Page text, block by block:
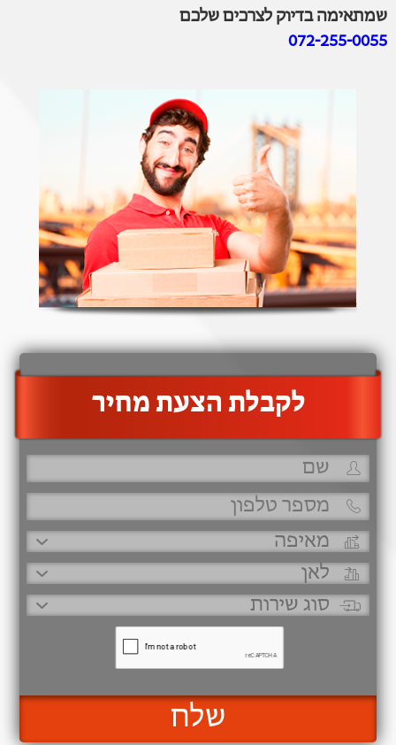
שמתאימה בדיוק לצרכים שלכם
072-255-0055
‫לקבלת הצעת מחיר
שלח